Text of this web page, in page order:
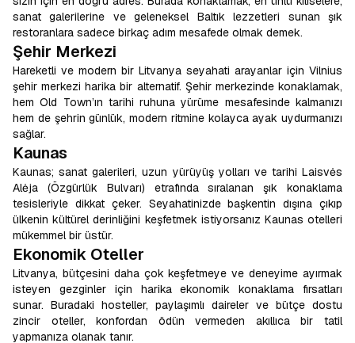
sanat galerilerine ve geleneksel Baltık lezzetleri sunan şık
restoranlara sadece birkaç adım mesafede olmak demek.
Şehir Merkezi
Hareketli ve modern bir Litvanya seyahati arayanlar için Vilnius
şehir merkezi harika bir alternatif. Şehir merkezinde konaklamak,
hem Old Town’ın tarihi ruhuna yürüme mesafesinde kalmanızı
hem de şehrin günlük, modern ritmine kolayca ayak uydurmanızı
sağlar.
Kaunas
Kaunas; sanat galerileri, uzun yürüyüş yolları ve tarihi Laisvės
Alėja (Özgürlük Bulvarı) etrafında sıralanan şık konaklama
tesisleriyle dikkat çeker. Seyahatinizde başkentin dışına çıkıp
ülkenin kültürel derinliğini keşfetmek istiyorsanız Kaunas otelleri
mükemmel bir üstür.
Ekonomik Oteller
Litvanya, bütçesini daha çok keşfetmeye ve deneyime ayırmak
isteyen gezginler için harika ekonomik konaklama fırsatları
sunar. Buradaki hosteller, paylaşımlı daireler ve bütçe dostu
zincir oteller, konfordan ödün vermeden akıllıca bir tatil
yapmanıza olanak tanır.